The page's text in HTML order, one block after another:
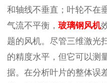
和轴线不垂直；叶轮不在
气流不平衡， 玻璃钢风机
题的风机。尽管三维激光
的精度水平，但它可以测
据。在分析叶片的整体误